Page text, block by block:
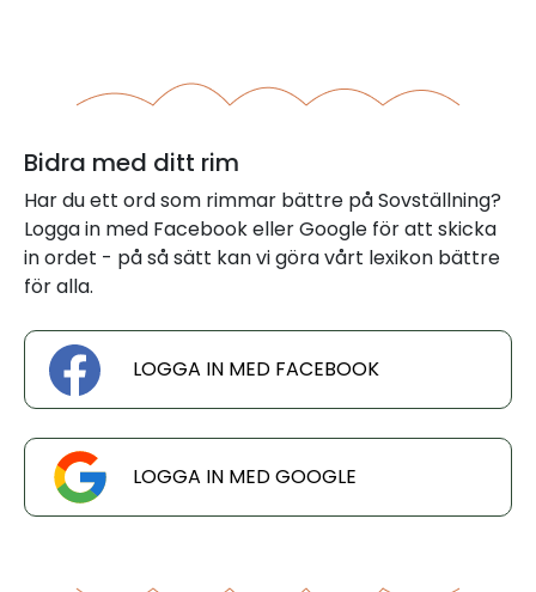
Bidra med ditt rim
Har du ett ord som rimmar bättre på Sovställning?
Logga in med Facebook eller Google för att skicka
in ordet - på så sätt kan vi göra vårt lexikon bättre
för alla.
LOGGA IN MED FACEBOOK
LOGGA IN MED GOOGLE